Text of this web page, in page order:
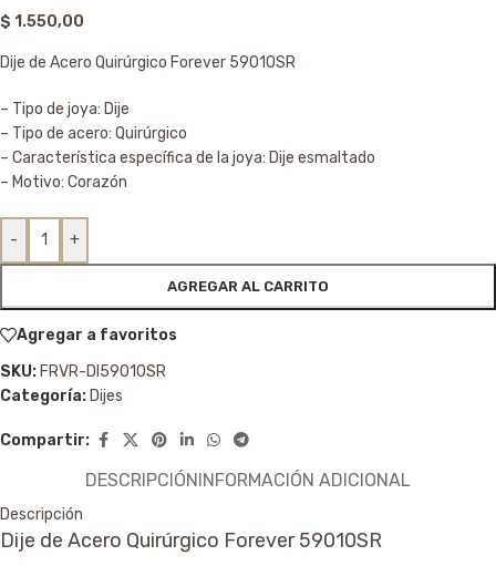
$ 1.550,00
Dije de Acero Quirúrgico Forever 59010SR
– Tipo de joya: Dije
– Tipo de acero: Quirúrgico
– Característica específica de la joya: Dije esmaltado
– Motivo: Corazón
- +
AGREGAR AL CARRITO
Agregar a favoritos
SKU: FRVR-DI59010SR
Categoría: Dijes
Compartir:
DESCRIPCIÓNINFORMACIÓN ADICIONAL
Descripción
Dije de Acero Quirúrgico Forever 59010SR